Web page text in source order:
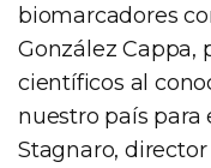
biomarcadores
González Cappa,
científicos al
nuestro país para
Stagnaro, director